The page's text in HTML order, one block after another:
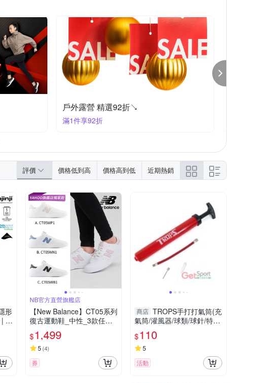
戶外露營 精選92折↘
滿1件享92折
評價 價格低到高 價格高到低 近期熱銷
形
C
NB官方直營旗艦店
【New Balance】CT05系列
復古運動鞋_中性_3款任選
(CT05WP1/CT05WN1/CT0
5WB1)(網路獨家款)
$1,499
5 (4)
券
商店 TROPS手打打氣筒(充
氣筒/灌風器/球類/球針/特波
士/台灣製)
$110
5
活動